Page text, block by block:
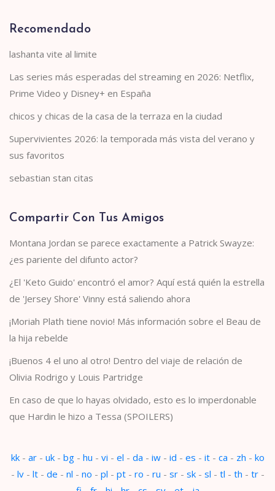
Recomendado
lashanta vite al limite
Las series más esperadas del streaming en 2026: Netflix,
Prime Video y Disney+ en España
chicos y chicas de la casa de la terraza en la ciudad
Supervivientes 2026: la temporada más vista del verano y
sus favoritos
sebastian stan citas
Compartir Con Tus Amigos
Montana Jordan se parece exactamente a Patrick Swayze:
¿es pariente del difunto actor?
¿El 'Keto Guido' encontró el amor? Aquí está quién la estrella
de 'Jersey Shore' Vinny está saliendo ahora
¡Moriah Plath tiene novio! Más información sobre el Beau de
la hija rebelde
¡Buenos 4 el uno al otro! Dentro del viaje de relación de
Olivia Rodrigo y Louis Partridge
En caso de que lo hayas olvidado, esto es lo imperdonable
que Hardin le hizo a Tessa (SPOILERS)
kk- ar- uk- bg- hu - vi - el - da - iw- id - es - it- ca - zh - ko
- lv- lt- de - nl - no - pl - pt- ro - ru - sr- sk- sl - tl - th - tr-